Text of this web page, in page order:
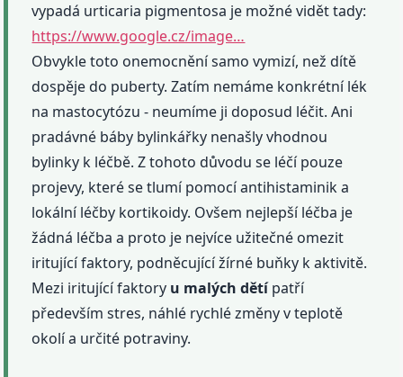
vypadá urticaria pigmentosa je možné vidět tady:
https://www.google.cz/image…
Obvykle toto onemocnění samo vymizí, než dítě
dospěje do puberty. Zatím nemáme konkrétní lék
na mastocytózu - neumíme ji doposud léčit. Ani
pradávné báby bylinkářky nenašly vhodnou
bylinky k léčbě. Z tohoto důvodu se léčí pouze
projevy, které se tlumí pomocí antihistaminik a
lokální léčby kortikoidy. Ovšem nejlepší léčba je
žádná léčba a proto je nejvíce užitečné omezit
iritující faktory, podněcující žírné buňky k aktivitě.
Mezi iritující faktory u malých dětípatří
především stres, náhlé rychlé změny v teplotě
okolí a určité potraviny.